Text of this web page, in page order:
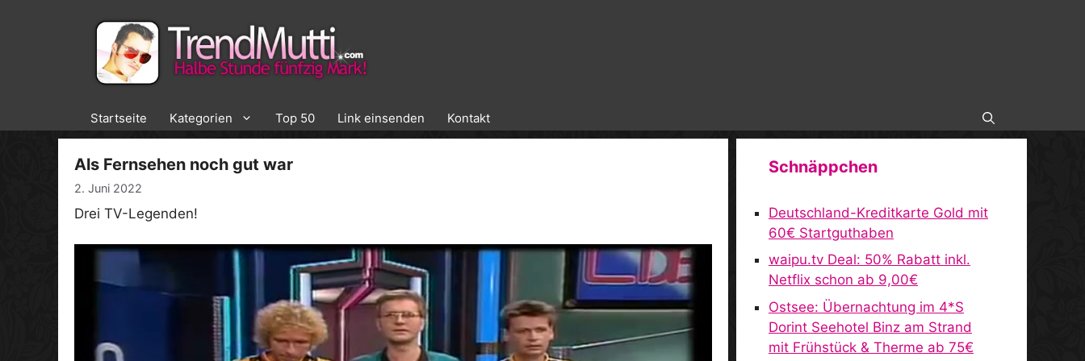
Startseite Kategorien Top 50 Link einsenden Kontakt
Als Fernsehen noch gut war
2. Juni 2022
Drei TV-Legenden!
Schnäppchen
Deutschland-Kreditkarte Gold mit
60€ Startguthaben
waipu.tv Deal: 50% Rabatt inkl.
Netflix schon ab 9,00€
Ostsee: Übernachtung im 4*S
Dorint Seehotel Binz am Strand
mit Frühstück & Therme ab 75€